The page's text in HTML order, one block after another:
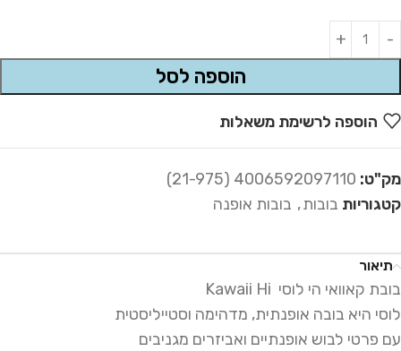
הוספה לסל
Alternative:
הוספה לרשימת משאלות
מק"ט: 4006592097110 (21-975)
קטגוריות בובות, בובות אופנה
תיאור
בובת קאוואי הי לוסי Kawaii Hi
לוסי היא בובה אופנתית, מדהימה וסטייליסטית
עם פרטי לבוש אופנתיים ואביזרים מגניבים